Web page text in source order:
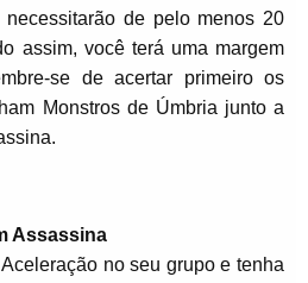
necessitarão de pelo menos 20
assim, você terá uma margem
se de acertar primeiro os
Monstros de Úmbria junto a
Assassina
no seu grupo e tenha